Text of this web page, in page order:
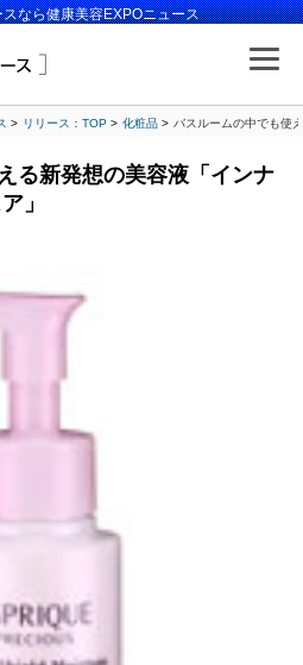
なら健康美容EXPOニュース
リリース：TOP 化粧品 バスルームの中でも使
る新発想の美容液「インナ
」